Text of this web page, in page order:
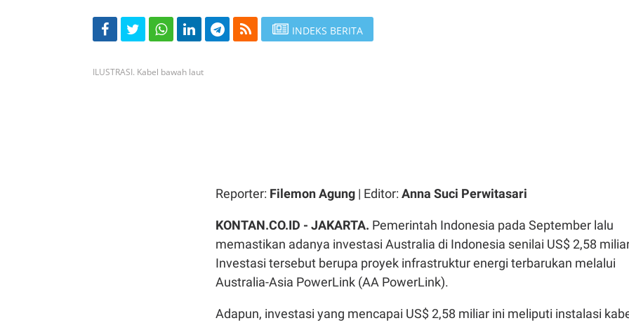
INDEKS BERITA
ILUSTRASI. Kabel bawah laut
Reporter: Filemon Agung | Editor: Anna Suci Perwitasari
KONTAN.CO.ID - JAKARTA. Pemerintah Indonesia pada September lalu
memastikan adanya investasi Australia di Indonesia senilai US$ 2,58
Investasi tersebut berupa proyek infrastruktur energi terbarukan melalui
Australia-Asia PowerLink (AA PowerLink).
Adapun, investasi yang mencapai US$ 2,58 miliar ini meliputi instalasi